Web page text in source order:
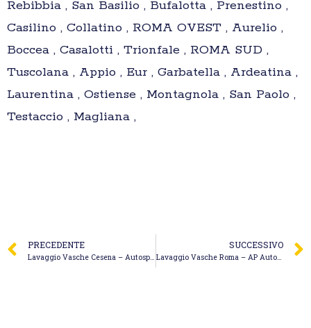
Rebibbia , San Basilio , Bufalotta , Prenestino ,
Casilino , Collatino , ROMA OVEST , Aurelio ,
Boccea , Casalotti , Trionfale , ROMA SUD ,
Tuscolana , Appio , Eur , Garbatella , Ardeatina ,
Laurentina , Ostiense , Montagnola , San Paolo ,
Testaccio , Magliana ,
PRECEDENTE
Lavaggio Vasche Cesena – Autospurghi Cesena di Irimia Marin
SUCCESSIVO
Lavaggio Vasche Roma – AP Autospurgo & Stappaggi Roma